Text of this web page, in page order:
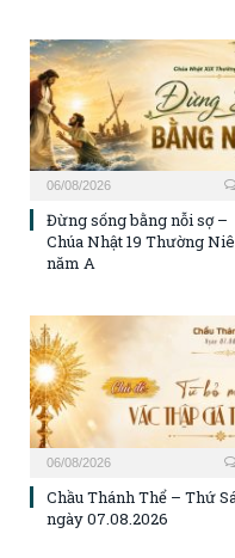
06/08/2026
Đừng sống bằng nỗi sợ –
Chúa Nhật 19 Thường
năm A
06/08/2026
Chầu Thánh Thể – Thứ
ngày 07.08.2026